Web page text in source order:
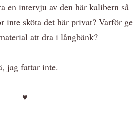
en intervju av den här kalibern så
inte sköta det här privat? Varför ge
att dra i långbänk?
jag fattar inte.
♥